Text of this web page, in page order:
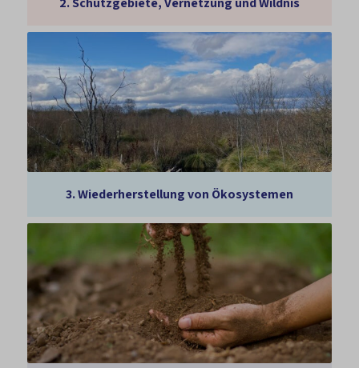
3.Wiederherstellung von Ökosystemen